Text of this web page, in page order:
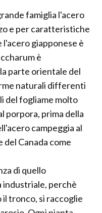
famiglia l'acero
e per caratteristiche
l'acero giapponese è
è
parte orientale del
naturali differenti
del fogliame molto
porpora, prima della
campeggia al
Canada come
di quello
industriale, perchè
tronco, si raccoglie